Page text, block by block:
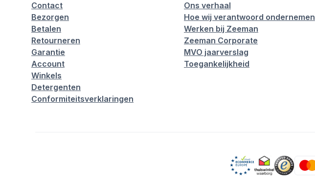
Contact
Bezorgen
Betalen
Retourneren
Garantie
Account
Winkels
Detergenten
Conformiteitsverklaringen
Ons verhaal
Hoe wij verantwoord ondernemen
Werken bij Zeeman
Zeeman Corporate
MVO jaarverslag
Toegankelijkheid